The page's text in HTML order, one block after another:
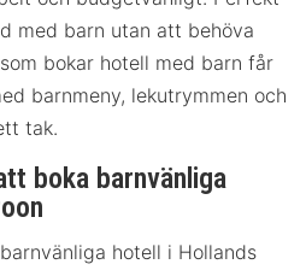
med barn utan att behöva
bokar hotell med barn får
barnmeny, lekutrymmen och
tak.
boka barnvänliga
hotell i Hollands